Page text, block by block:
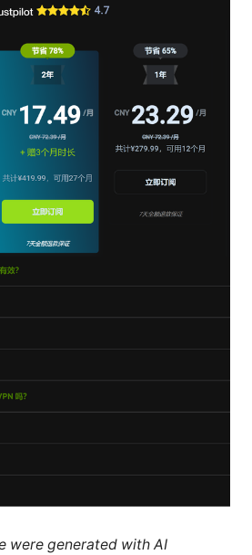
were generated with AI